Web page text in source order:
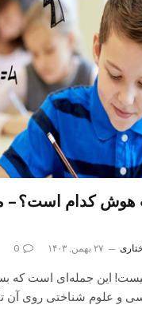
هوش کدام است؟
۲۷ بهمن, ۱۴۰۳ 0
این جمله‌ای است که
و علوم شناختی روی آن